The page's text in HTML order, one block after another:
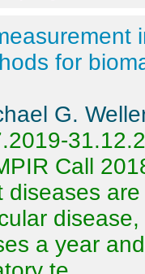
for
G.
Call
diseases
a year